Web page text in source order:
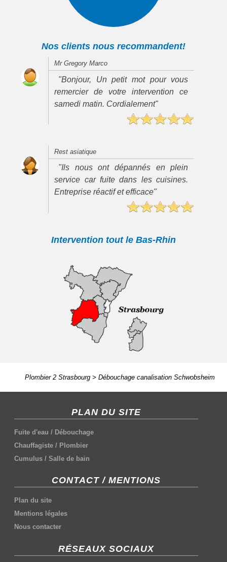
Nos clients nous recommandent!
Mr Gregory Marco
"Bonjour, Un petit mot pour vous
remercier de votre intervention ce
samedi matin. Cordialement"
Rest asiatique
"Ils nous ont dépannés en plein
service car fuite dans les cuisines.
Entreprise réactif et efficace"
Intervention tout le Bas-Rhin
Plombier 2 Strasbourg> Débouchage canalisation Schwobsheim
PLAN DU SITE
Fuite d'eau / Débouchage
Chauffagiste / Plombier
Cumulus /Salle de bain
CONTACT / MENTIONS
Plan du site
Mentions légales
Nous contacter
RÉSEAUX SOCIAUX